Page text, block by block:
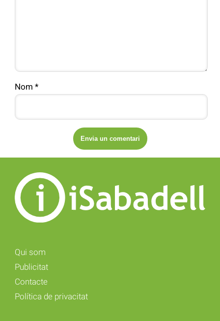
Nom *
Qui som
Publicitat
Contacte
Política de privacitat